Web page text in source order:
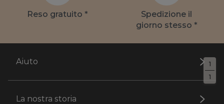
1
1
Reso gratuito *
Spedizione il
giorno stesso *
Aiuto
La nostra storia